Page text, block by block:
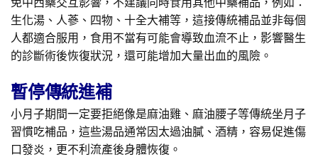
生化湯、人蔘、四物、十全大補等，這接傳統補品並非每個
人都適合服用，食用不當有可能會導致血流不止，影響醫生
的診斷術後恢復狀況，還可能增加大量出血的風險。
暫停傳統進補
小月子期間一定要拒絕像是麻油雞、麻油腰子等傳統坐月子
習慣吃補品，這些湯品通常因太過油膩、酒精，容易促進傷
口發炎，更不利流產後身體恢復。